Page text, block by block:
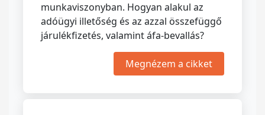
munkaviszonyban. Hogyan alakul az
adóügyi illetőség és az azzal összefüggő
járulékfizetés, valamint áfa-bevallás?
Megnézem a cikket